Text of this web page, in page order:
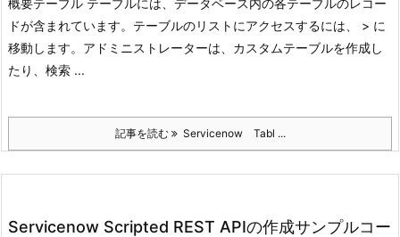
概要テーブル テーブルには、データベース内の各テーブルのレコー
ドが含まれています。 テーブルのリストにアクセスするには、 > に
移動します。アドミニストレーターは、 カスタムテーブルを作成し
たり、検索 ...
記事を読む Servicenow Tabl ...
Servicenow Scripted REST APIの作成サンプルコー